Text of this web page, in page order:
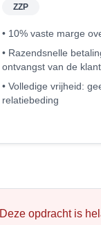
ZZP
• 10% vaste marge
• Razendsnelle
ontvangst van de klant
• Volledige vrijheid:
relatiebeding
Deze opdracht is